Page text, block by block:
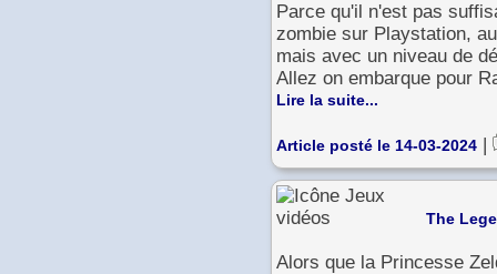
Parce qu'il n'est pas
zombie sur Playstation,
mais avec un niveau de
Allez on embarque pour
Lire la suite...
Article posté le 14-03-2024 |
The
Alors que la Princesse